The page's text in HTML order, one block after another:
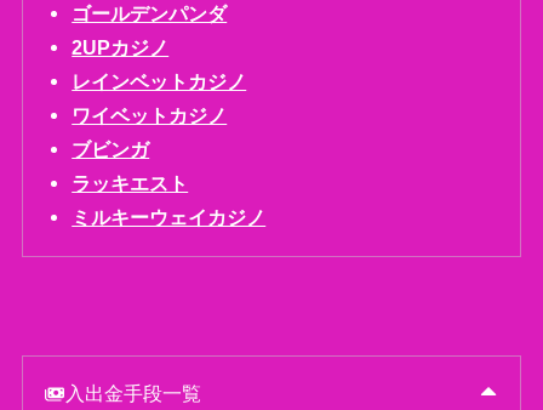
ゴールデンパンダ
2UPカジノ
レインベットカジノ
ワイベットカジノ
ブビンガ
ラッキエスト
ミルキーウェイカジノ
入出金手段一覧